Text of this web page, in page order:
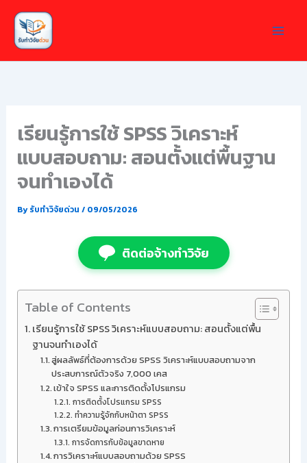
Skip
content
เรียนรู้การใช้ SPSS วิเคราะห์
แบบสอบถาม: สอนตั้งแต่พื้นฐาน
จนทำเองได้
Byรับทำวิจัยด่วน / 09/05/2026
ติดต่อจ้างทำวิจัย
Table of Contents
เรียนรู้การใช้ SPSS วิเคราะห์แบบสอบถาม: สอนตั้งแต่พื้น
ฐานจนทำเองได้
สู่ผลลัพธ์ที่ต้องการด้วย SPSS วิเคราะห์แบบสอบถามจาก
ประสบการณ์ตัวจริง 7,000 เคส
เข้าใจ SPSS และการติดตั้งโปรแกรม
การติดตั้งโปรแกรม SPSS
ทำความรู้จักกับหน้าตา SPSS
การเตรียมข้อมูลก่อนการวิเคราะห์
การจัดการกับข้อมูลขาดหาย
การวิเคราะห์แบบสอบถามด้วย SPSS